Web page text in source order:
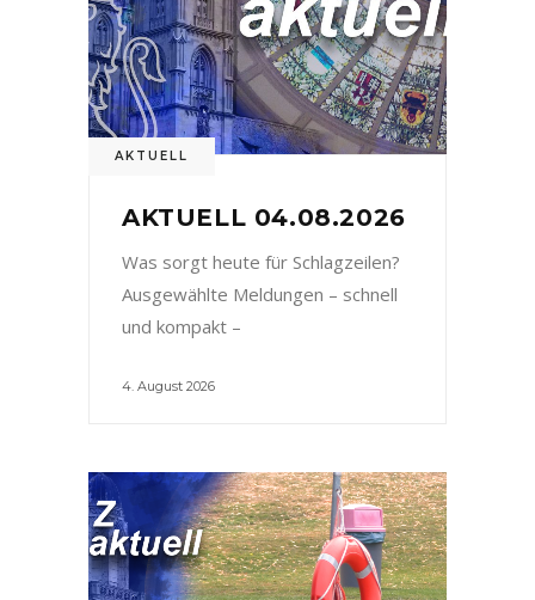
AKTUELL
AKTUELL 04.08.2026
Was sorgt heute für Schlagzeilen?
Ausgewählte Meldungen – schnell
und kompakt –
4. August 2026